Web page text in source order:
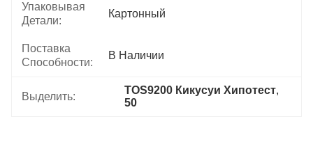
Упаковывая
Детали:
Картонный
Поставка
Способности:
В Наличии
Выделить:
TOS9200 Кикусуи Хипотест,
50